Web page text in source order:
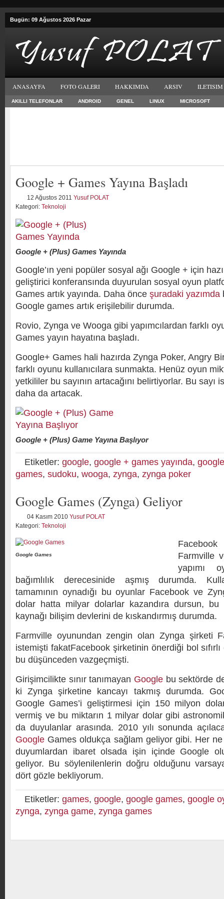
Bugün: 09 Ağustos 2026 Pazar
ANASAYFA FOTO GALERI HAKKIMDA ARSIV ILETISIM
AKILLI TELEFONLAR ANDROID GENEL LINUX MICROSOFT
Google + Games Yayına Başladı
12 Ağustos 2011 Yusuf POLAT
Kategori: Teknoloji
Google + (Plus) Games Yayında
Google’ın yeni popüler sosyal ağı Google + için
geliştirici konferansında duyurulan sosyal oyun
Games artık yayında. Daha önce şuradaki yazımda
Google games artık erişilebilir durumda.
Rovio, Zynga ve Wooga gibi yapımcılardan farklı
Games yayın hayatına başladı.
Google+ Games hali hazırda Zynga Poker, Angry
farklı oyunu kullanıcılara sunmakta. Henüz oyun
yetkililer bu sayının artacağını belirtiyorlar. Bu sayı
daha da artacak.
Google + (Plus) Game Yayına Başlıyor
Etiketler: google, google + games yayında,
games, sudoku, wooga, zynga, zynga poker
Google Games (Zynga) Geliyor
04 Kasım 2010 Yusuf POLAT
Kategori: Teknoloji
Google Games
Farmville
yapımı
bağımlılık derecesinide aşmış durumda.
tamamının oynadığı bu oyunlar Facebook ve
dolar hatta milyar dolarlar kazandıra dursun,
kaynağı bilişim devlerini de kıskandırmış durumda.
Farmville oyunundan zengin olan Zynga şirketi
istemişti fakatFacebook şirketinin önerdiği bol sıfırlı
bu düşünceden vazgeçmişti.
Girişimcilikte sınır tanımayan Google bu sektörde
ki Zynga şirketine kancayı takmış durumda.
Google Games’i geliştirmesi için 150 milyon
vermiş ve bu miktarın 1 milyar dolar gibi
da duyulanlar arasında. 2010 yılı sonunda
Google Games oldukça sağlam geliyor gibi. Her ne
duyumlardan ibaret olsada işin içinde Google
geliyor. Bu söylenilenlerin doğru olduğunu
dört gözle bekliyorum.
Etiketler: games, google, google games, google
zynga, zynga game, zynga games